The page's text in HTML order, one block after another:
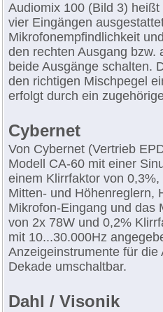
Audiomix 100 (Bild 3)
vier Eingängen
Mikrofonempfindlichkeit
den rechten Ausgang bzw.
beide Ausgänge schalten.
den richtigen Mischpegel
erfolgt durch ein
Cybernet
Von Cybernet (Vertrieb
Modell CA-60 mit einer
einem Klirrfaktor von
Mitten- und Höhenreglern,
Mikrofon-Eingang und das
von 2x 78W und 0,2%
mit 10...30.000Hz
Anzeigeinstrumente für
Dekade umschaltbar.
Dahl / Visonik